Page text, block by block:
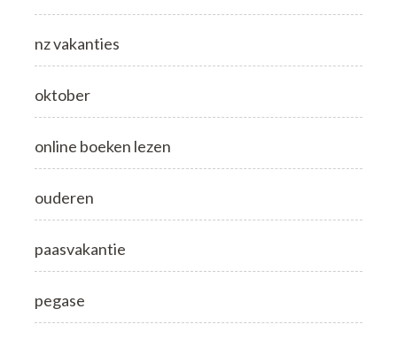
nz vakanties
oktober
online boeken lezen
ouderen
paasvakantie
pegase